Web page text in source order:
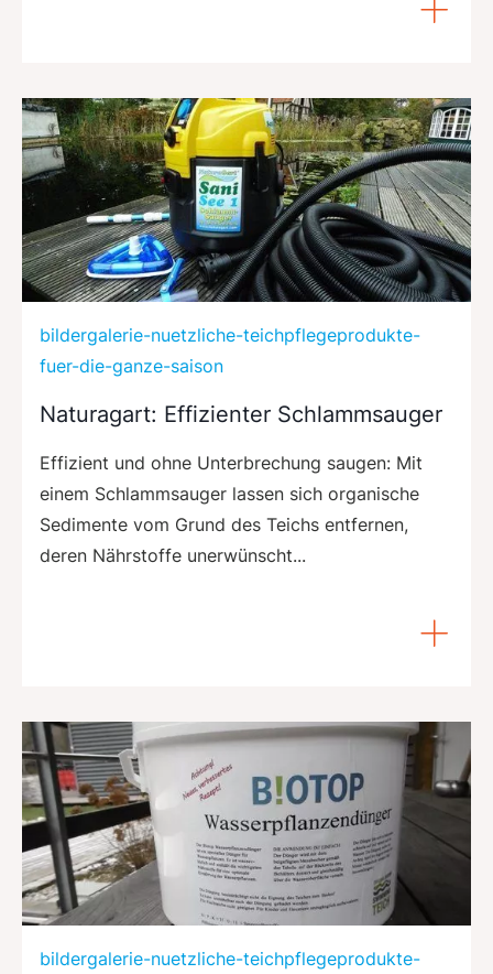
bildergalerie-nuetzliche-teichpflegeprodukte-
fuer-die-ganze-saison
Naturagart: Effizienter Schlammsauger
Effizient und ohne Unterbrechung saugen: Mit
einem Schlammsauger lassen sich organische
Sedimente vom Grund des Teichs entfernen,
deren Nährstoffe unerwünscht...
bildergalerie-nuetzliche-teichpflegeprodukte-